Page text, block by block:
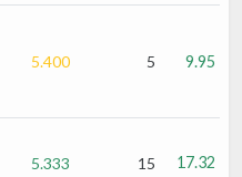
5.400 5 9.95
5.333 15 17.32